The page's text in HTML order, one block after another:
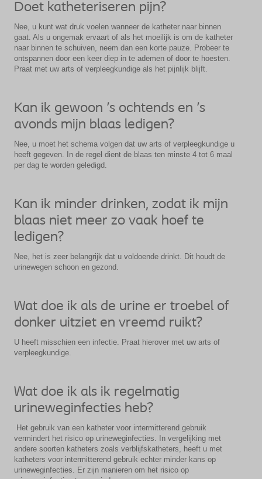
Doet katheteriseren pijn?
Nee, u kunt wat druk voelen wanneer de katheter naar binnen
gaat. Als u ongemak ervaart of als het moeilijk is om de katheter
naar binnen te schuiven, neem dan een korte pauze. Probeer te
ontspannen door een keer diep in te ademen of door te hoesten.
Praat met uw arts of verpleegkundige als het pijnlijk blijft.
Kan ik gewoon 's ochtends en 's
avonds mijn blaas ledigen?
Nee, u moet het schema volgen dat uw arts of verpleegkundige u
heeft gegeven. In de regel dient de blaas ten minste 4 tot 6 maal
per dag te worden geledigd.
Kan ik minder drinken, zodat ik mijn
blaas niet meer zo vaak hoef te
ledigen?
Nee, het is zeer belangrijk dat u voldoende drinkt. Dit houdt de
urinewegen schoon en gezond.
Wat doe ik als de urine er troebel of
donker uitziet en vreemd ruikt?
U heeft misschien een infectie. Praat hierover met uw arts of
verpleegkundige.
Wat doe ik als ik regelmatig
urineweginfecties heb?
Het gebruik van een katheter voor intermitterend gebruik
vermindert het risico op urineweginfecties. In vergelijking met
andere soorten katheters zoals verblijfskatheters, heeft u met
katheters voor intermitterend gebruik echter minder kans op
urineweginfecties. Er zijn manieren om het risico op